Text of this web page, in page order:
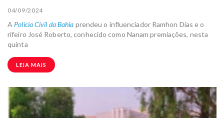
04/09/2024
A Polícia Civil da Bahia prendeu o influenciador Ramhon Dias e o
rifeiro José Roberto, conhecido como Nanam premiações, nesta
quinta
LEIA MAIS